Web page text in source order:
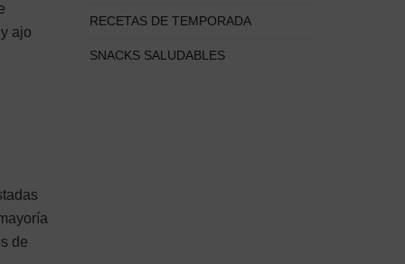
ajo
de
RECETAS DE TEMPORADA
SNACKS SALUDABLES